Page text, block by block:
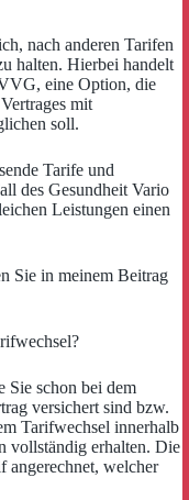
nach anderen Tarifen
halten. Hierbei handelt
eine Option, die
mit
soll.
Tarife und
des Gesundheit Vario
Leistungen einen
Sie in meinem Beitrag
Sie schon bei dem
versichert sind bzw.
Tarifwechsel innerhalb
vollständig erhalten. Die
angerechnet, welcher